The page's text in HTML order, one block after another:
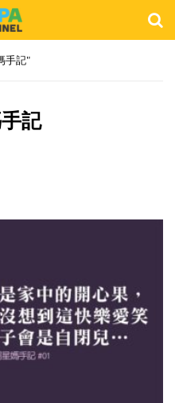
手記"
記